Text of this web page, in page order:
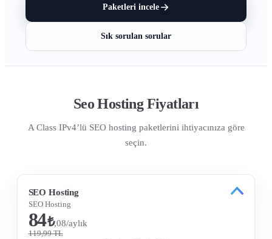
Paketleri incele
Sık sorulan sorular
Seo Hosting Fiyatları
A Class IPv4’lü SEO hosting paketlerini ihtiyacınıza göre
seçin.
SEO Hosting
SEO Hosting
84₺,08/aylık
119,99 TL